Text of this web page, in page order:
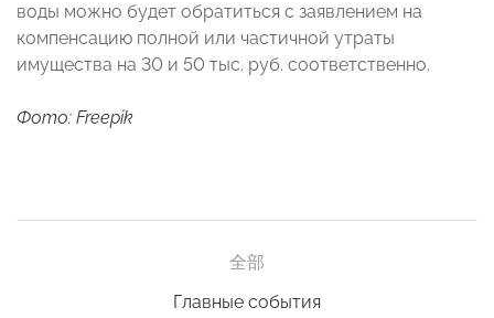
воды можно будет обратиться с заявлением на
компенсацию полной или частичной утраты
имущества на 30 и 50 тыс. руб. соответственно.
Фото: Freepik
全部
Главные события